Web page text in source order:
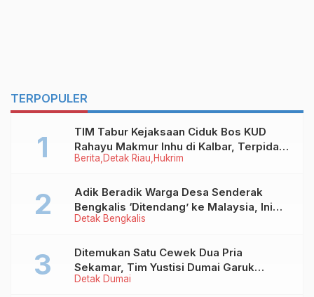
TERPOPULER
Berita Detak Riau Hukrim
TIM Tabur Kejaksaan Ciduk Bos KUD
Rahayu Makmur Inhu di Kalbar, Terpidana
Kredit Fiktif Rp2,8 M
Detak Bengkalis
Adik Beradik Warga Desa Senderak
Bengkalis ‘Ditendang’ ke Malaysia, Ini
Sebabnya!
Detak Dumai
Ditemukan Satu Cewek Dua Pria
Sekamar, Tim Yustisi Dumai Garuk
Puluhan Pasangan Mesum